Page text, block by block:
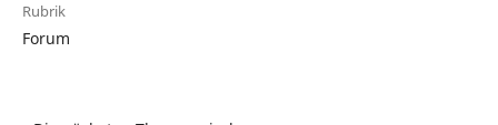
Rubrik
Forum